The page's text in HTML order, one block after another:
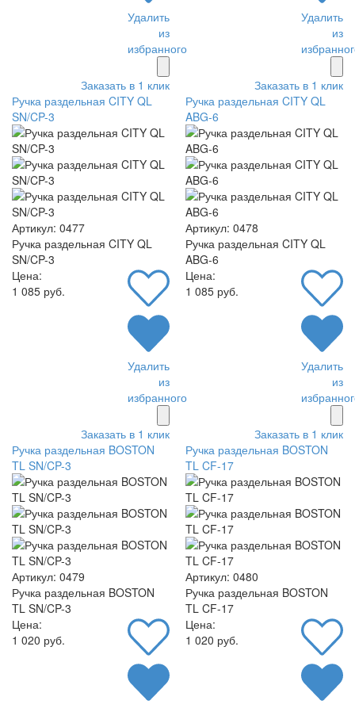
Удалить
из
избранного
Заказать в 1 клик
Удалить
из
Заказать в 1 клик
Ручка раздельная CITY QL
SN/CP-3
Артикул: 0477
Ручка раздельная CITY QL
SN/CP-3
Цена:
1 085 руб.
Удалить
из
избранного
Заказать в 1 клик
Ручка раздельная CITY QL
ABG-6
Артикул: 0478
Ручка раздельная CITY QL
ABG-6
Цена:
1 085 руб.
Удалить
из
Заказать в 1 клик
Ручка раздельная BOSTON
TL SN/CP-3
Артикул: 0479
Ручка раздельная BOSTON
TL SN/CP-3
Цена:
1 020 руб.
Ручка раздельная BOSTON
TL CF-17
Артикул: 0480
Ручка раздельная BOSTON
TL CF-17
Цена:
1 020 руб.